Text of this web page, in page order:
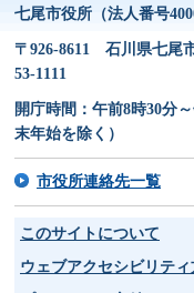
七尾市役所（法人番号
〒926-8611 石川県七尾
53-1111
開庁時間：午前8時30分
末年始を除く）
市役所連絡先一覧
このサイトについて
ウェブアクセシビリティ